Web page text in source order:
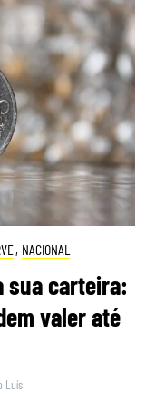
, NACIONAL
sua carteira:
valer até
Luís